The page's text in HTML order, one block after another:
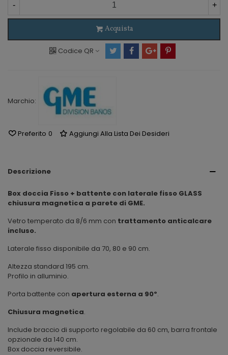
- +
Acquista
Codice QR
Marchio:
Preferito 0 Aggiungi Alla Lista Dei Desideri
Descrizione
Box doccia Fisso + battente con laterale fisso GLASS
chiusura magnetica a parete di GME.
Vetro temperato da 8/6 mm con trattamento anticalcare
incluso.
Laterale fisso disponibile da 70, 80 e 90 cm.
Altezza standard 195 cm.
Profilo in alluminio.
Porta battente con apertura esterna a 90º.
Chiusura magnetica.
Include braccio di supporto regolabile da 60 cm, barra frontale
opzionale da 140 cm.
Box doccia reversibile.